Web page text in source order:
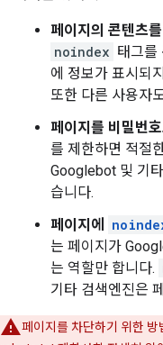
페이지의 콘텐츠
noindex 태그를
에 정보가 표시되
또한 다른 사용자
페이지를 비밀번
를 제한하면 적절
Googlebot 및 기
습니다.
페이지에
는 페이지가
는 역할만 합니다.
기타 검색엔진은
페이지를 차단하기 위한